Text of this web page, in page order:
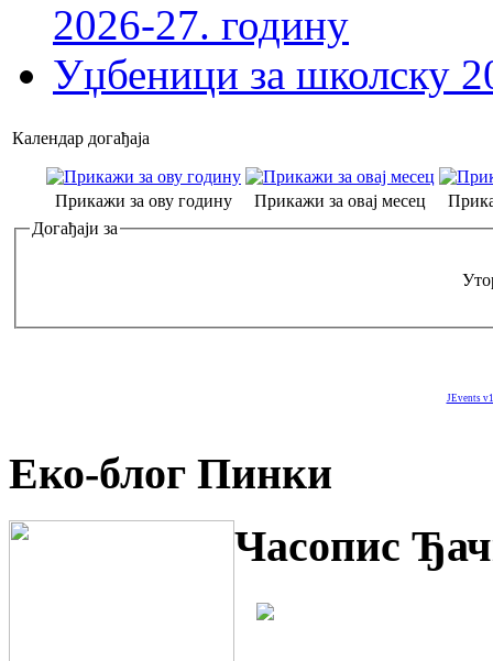
2026-27. годину
Уџбеници за школску
Календар догађаја
Прикажи за ову годину Прикажи за овај месец
Догађаји за
JEvents
Еко-блог Пинки
Часопис